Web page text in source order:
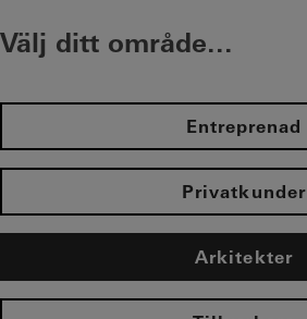
Välj ditt område...
Entreprenad
Privatkunder
Arkitekter